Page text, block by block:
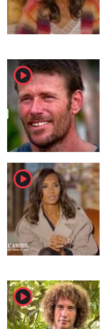
player2
player2
player2